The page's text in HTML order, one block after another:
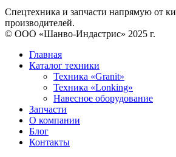
Спецтехника и запчасти напрямую от
производителей.
©️ ООО «Шанво-Индастрис» 2025 г.
Главная
Каталог техники
Техника «Granit»
Техника «Lonking»
Навесное оборудование
Запчасти
О компании
Блог
Контакты